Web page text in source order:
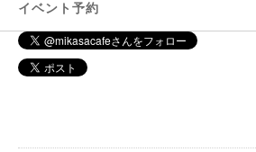
イベント予約